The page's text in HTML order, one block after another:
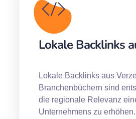
Lokale Backlinks
Lokale Backlinks aus
Branchenbüchern sind
die regionale Relevanz
Unternehmens zu